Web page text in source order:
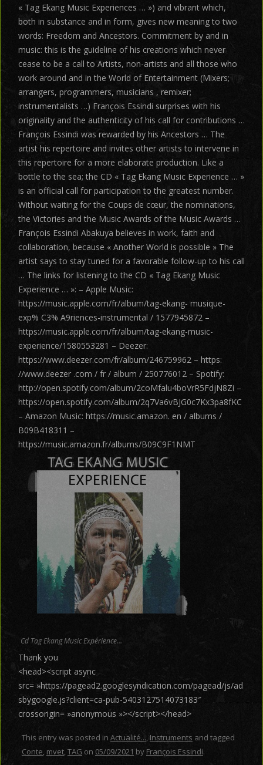
« Tag Ekang Music Experiences … ») and vibrant which,
both in substance and in form, gives new meaning to two
words: Freedom and Ancestors. Commitment by and in
music: this is the guideline of his creations which never
cease to be a call to Artists, non-artists and all those who
work around and in the World of Entertainment (Mixers;
arrangers, programmers, musicians , remixer;
instrumentalists …) François Essindi surprises with his
originality and the authenticity of his call for contributions …
François Essindi was rewarded by his Ancestors … The
artist his repertoire and invites other artists to intervene in
this repertoire for a more elaborate production. Like a
bottle to the sea; the CD « Tag Ekang Music Experience … »
is an official call for participation to the greatest number.
Without waiting for the Coups de cœur, the nominations,
the Victories and the Music Awards of the Music Awards …
François Essindi Abakuya believes in work, faith and
collaboration, because « Another World is possible » The
artist says to stay tuned for a favorable follow-up to his call
… The links for listening to the CD « Tag Ekang Music
Experience … »: – Apple Music:
https://music.apple.com/fr/album/tag-ekang- musique-
exp% C3% A9riences-instrumental / 1577945872 –
https://music.apple.com/fr/album/tag-ekang-music-
experience/1580553281 – Deezer:
https://www.deezer.com/fr/album/246759962 – https:
//www.deezer .com / fr / album / 250776012 – Spotify:
http://open.spotify.com/album/2coMfalu4boVrR5FdjN8Zi –
https://open.spotify.com/album/2q7Va6vBJG0c7Kx3pa8fKC
– Amazon Music: https://music.amazon. en / albums /
B09B418311 –
https://music.amazon.fr/albums/B09C9F1NMT
Cd Tag Ekang Music Expérience…
Thank you
<head><script async
src= »https://pagead2.googlesyndication.com/pagead/js/ad
sbygoogle.js?client=ca-pub-5403127514073183″
crossorigin= »anonymous »></script></head>
This entry was posted in Actualité... Instruments and tagged
Conte mvet, TAG on 05/09/2021 by François Essindi.